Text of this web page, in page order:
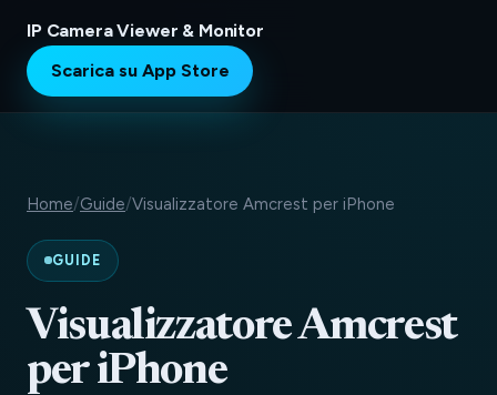
IP Camera Viewer & Monitor
Scarica su App Store
Home/Guide/Visualizzatore Amcrest per iPhone
GUIDE
Visualizzatore Amcrest
per iPhone